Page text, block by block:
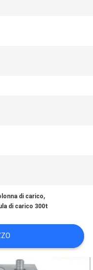
di carico,
di carico 300t